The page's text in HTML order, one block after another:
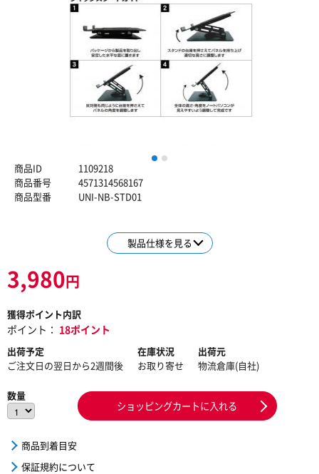
1
商品ID
1109218
商品番号
4571314568167
商品型番
UNI-NB-STD01
製品仕様を見る
3,980円
獲得ポイント内訳
ポイント： 18ポイント
出荷予定
ご注文日の翌日から2週間後
在庫状況
お取り寄せ
出荷元
物流倉庫(自社)
数量
ショッピングカートに入れる
商品到着目安
保証規約について